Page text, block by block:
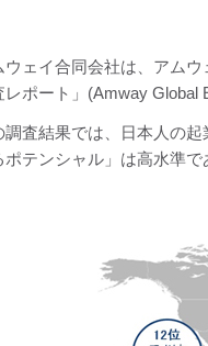
ウェイ合同会社は、アム
ポート」(Amway Global
調査結果では、日本人の
ポテンシャル」は高水準